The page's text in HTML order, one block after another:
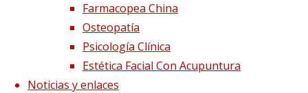
Farmacopea China
Osteopatía
Psicología Clínica
Estética Facial Con Acupuntura
Noticias y enlaces